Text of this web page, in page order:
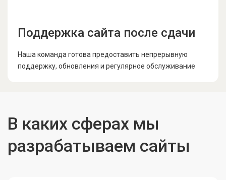
Поддержка сайта после сдачи
Наша команда готова предоставить непрерывную
поддержку, обновления и регулярное обслуживание
В каких сферах мы
разрабатываем сайты